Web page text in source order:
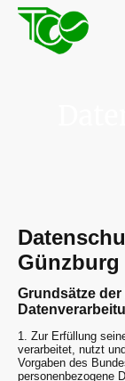
Günzburg
Grundsätze
1. Zur Erfüllung
verarbeitet, nutzt
Vorgaben des
personenbezogene